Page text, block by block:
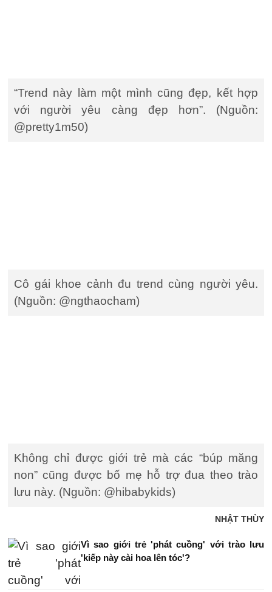
“Trend này làm một mình cũng đẹp, kết hợp
với người yêu càng đẹp hơn”. (Nguồn:
@pretty1m50)
Cô gái khoe cảnh đu trend cùng người yêu.
(Nguồn: @ngthaocham)
Không chỉ được giới trẻ mà các “búp măng
non” cũng được bố mẹ hỗ trợ đua theo trào
lưu này. (Nguồn: @hibabykids)
NHẬT THÙY
Vì sao giới trẻ 'phát cuồng' với trào lưu
'kiếp này cài hoa lên tóc'?